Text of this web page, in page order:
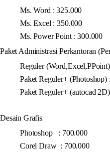
Ms. Word : 325.000
Ms. Excel : 350.000
Ms. Power Point : 300.000
Paket Administrasi Perkantoran
Reguler
Paket Reguler+ (Photoshop)
Paket Reguler+ (autocad
Desain Grafis
Photoshop : 700.000
Corel Draw : 700.000